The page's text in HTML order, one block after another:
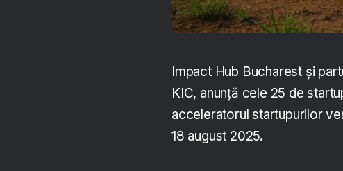
Impact Hub Bucharest și
KIC, anunță cele 25 de
acceleratorul startupurilor
18 august 2025.